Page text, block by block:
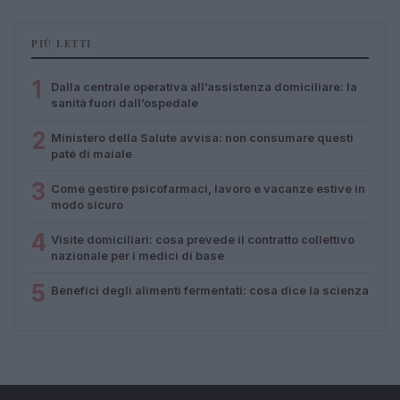
PIÙ LETTI
1
Dalla centrale operativa all’assistenza domiciliare: la
sanità fuori dall’ospedale
2 Ministero della Salute avvisa: non consumare questi
paté di maiale
3 Come gestire psicofarmaci, lavoro e vacanze estive in
modo sicuro
4 Visite domiciliari: cosa prevede il contratto collettivo
nazionale per i medici di base
5 Benefici degli alimenti fermentati: cosa dice la scienza